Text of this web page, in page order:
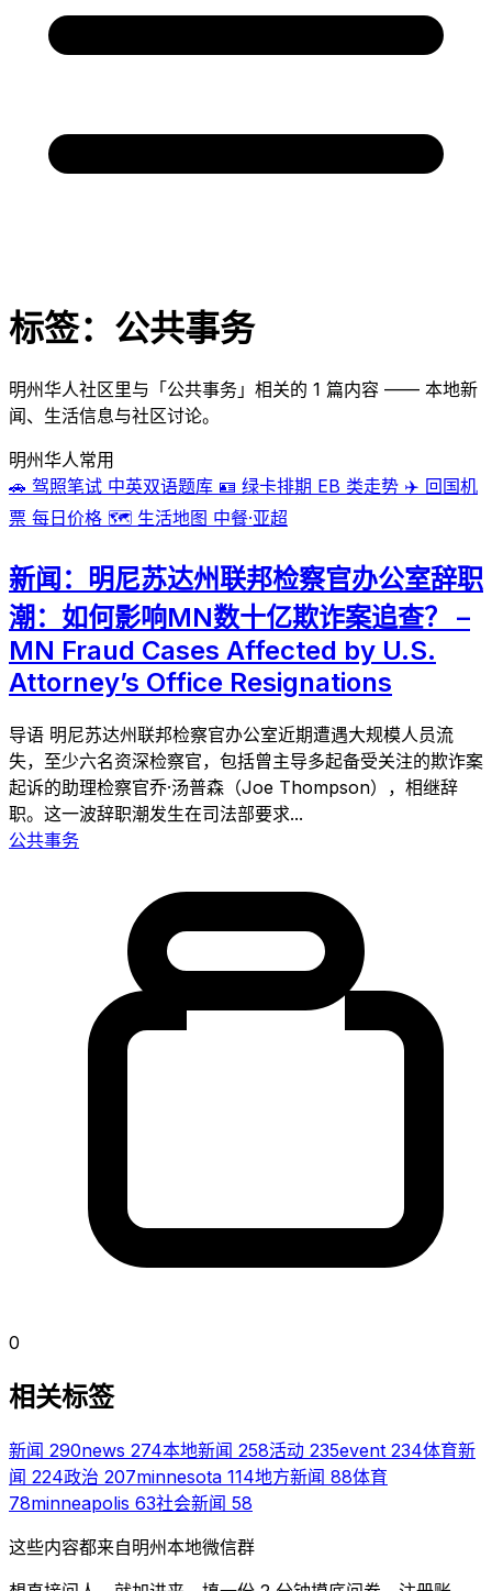
标签：公共事务
明州华人社区里与「公共事务」相关的 1 篇内容 —— 本地新
闻、生活信息与社区讨论。
明州华人常用
🚗 驾照笔试 中英双语题库 🪪 绿卡排期 EB 类走势 ✈️ 回国机
票 每日价格 🗺️ 生活地图 中餐·亚超
新闻：明尼苏达州联邦检察官办公室辞职
潮：如何影响MN数十亿欺诈案追查？ –
MN Fraud Cases Affected by U.S.
Attorney’s Office Resignations
导语 明尼苏达州联邦检察官办公室近期遭遇大规模人员流
失，至少六名资深检察官，包括曾主导多起备受关注的欺诈案
起诉的助理检察官乔·汤普森（Joe Thompson），相继辞
职。这一波辞职潮发生在司法部要求...
公共事务
0
相关标签
新闻 290news 274本地新闻 258活动 235event 234体育新
闻 224政治 207minnesota 114地方新闻 88体育
78minneapolis 63社会新闻 58
这些内容都来自明州本地微信群